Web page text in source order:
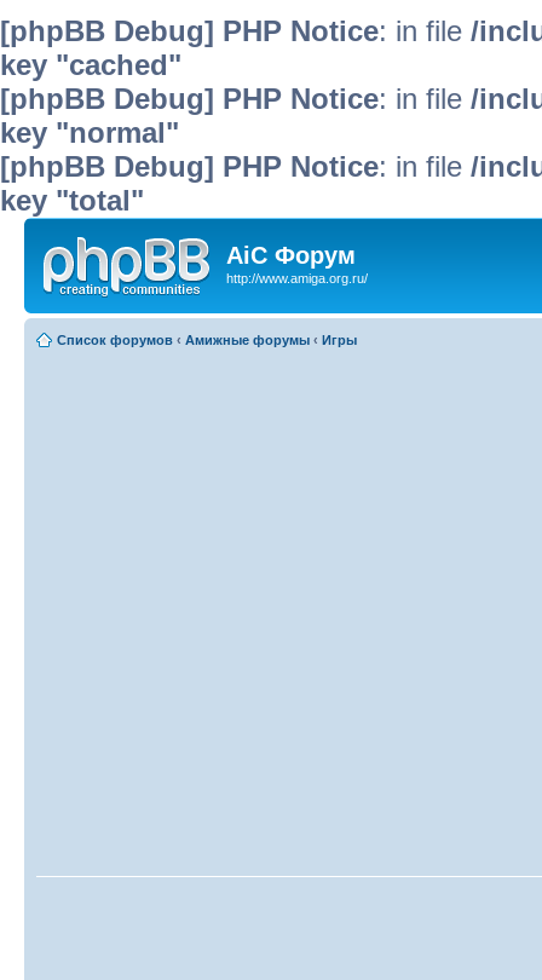
[phpBB Debug] PHP Notice: in file /
key "cached"
[phpBB Debug] PHP Notice: in file /
key "normal"
[phpBB Debug] PHP Notice: in file /
key "total"
AiC Форум
http://www.amiga.org.ru/
Список форумов ‹ Амижные форумы ‹ Игры